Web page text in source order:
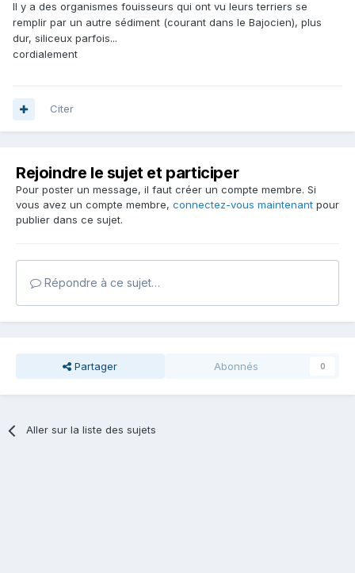
Il y a des organismes fouisseurs qui ont vu leurs terriers se
remplir par un autre sédiment (courant dans le Bajocien), plus
dur, siliceux parfois...
cordialement
Citer
Rejoindre le sujet et participer
Pour poster un message, il faut créer un compte membre. Si
vous avez un compte membre, connectez-vous maintenant pour
publier dans ce sujet.
Répondre à ce sujet…
Partager Abonnés 0
Aller sur la liste des sujets